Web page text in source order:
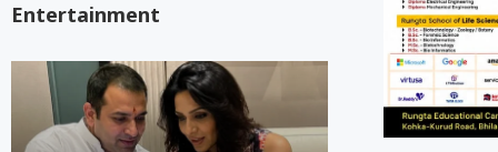
Entertainment